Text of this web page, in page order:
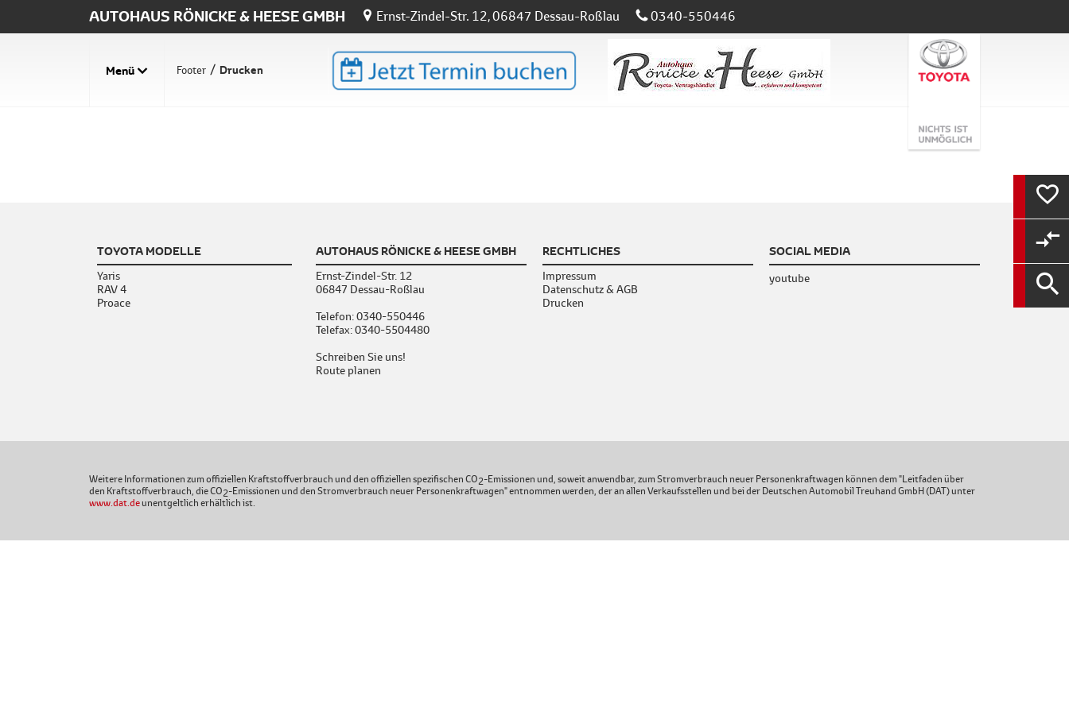
AUTOHAUS RÖNICKE & HEESE GMBH Ernst-Zindel-Str. 12, 06847 Dessau-Roßlau 0340-550446
Menü Footer Drucken
TOYOTA MODELLE
Yaris
RAV 4
Proace
AUTOHAUS RÖNICKE & HEESE GMBH
Ernst-Zindel-Str. 12
06847 Dessau-Roßlau
Telefon:0340-550446
Telefax: 0340-5504480
Schreiben Sie uns!
Route planen
RECHTLICHES
Impressum
Datenschutz & AGB
Drucken
SOCIAL MEDIA
youtube
Weitere Informationen zum offiziellen Kraftstoffverbrauch und den offiziellen spezifischen CO2-Emissionen und, soweit anwendbar, zum Stromverbrauch neuer Personenkraftwagen können dem "Leitfaden über
den Kraftstoffverbrauch, die CO2-Emissionen und den Stromverbrauch neuer Personenkraftwagen" entnommen werden, der an allen Verkaufsstellen und bei der Deutschen Automobil Treuhand GmbH (DAT) unter
www.dat.deunentgeltlich erhältlich ist.